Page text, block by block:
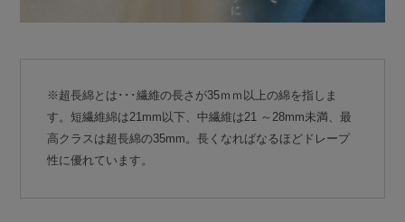
※超長綿とは･･･繊維の長さが35ｍｍ以上の綿を指しま
す。短繊維綿は21mm以下、中繊維は21 ～28mm未満、最
高クラスは超長綿の35mm。長くなればなるほどドレープ
性に優れています。